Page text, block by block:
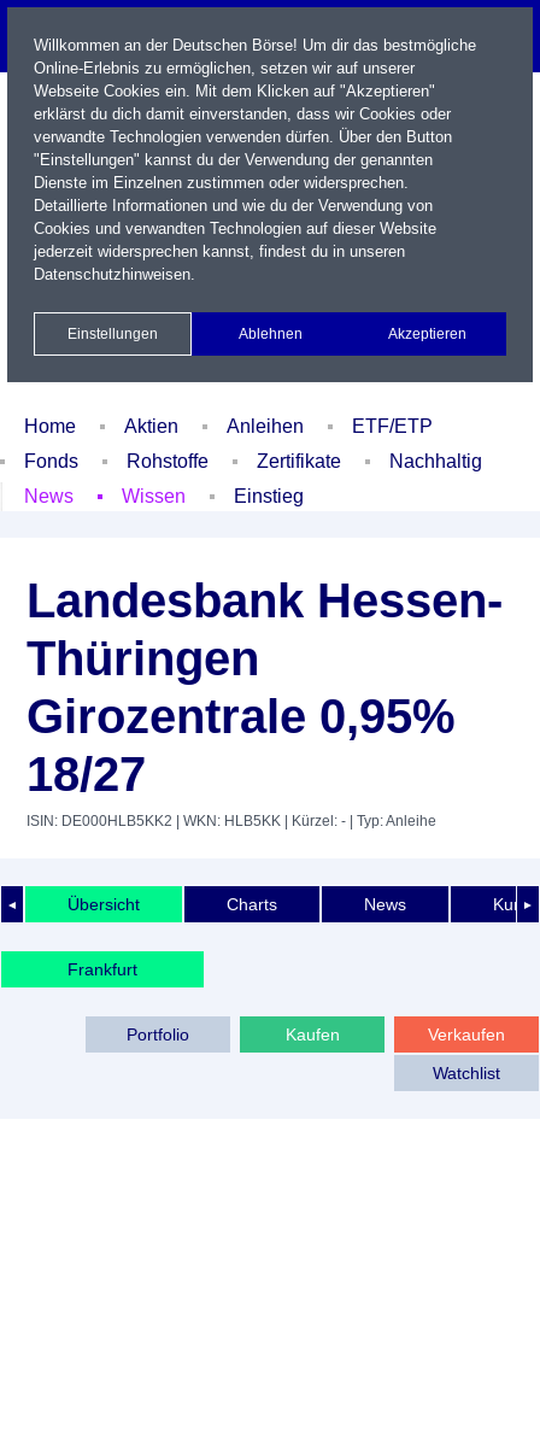
Name / WKN / ISIN / Kürzel
Xetra Realtime
Watchlist Portfolio Login
Home Aktien Anleihen
ETF/ETP
Fonds
Rohstoffe Zertifikate
Nachhaltig
News
Wissen Einstieg
Landesbank Hessen-
Thüringen
Girozentrale 0,95%
18/27
ISIN: DE000HLB5KK2 | WKN: HLB5KK | Kürzel: - | Typ: Anleihe
◄ ►
Übersicht Charts News
Frankfurt
Verkaufen
Kaufen
Portfolio
Watchlist
Willkommen an der Deutschen Börse! Um dir das bestmögliche
Online-Erlebnis zu ermöglichen, setzen wir auf unserer
Webseite Cookies ein. Mit dem Klicken auf "Akzeptieren"
erklärst du dich damit einverstanden, dass wir Cookies oder
verwandte Technologien verwenden dürfen. Über den Button
"Einstellungen" kannst du der Verwendung der genannten
Dienste im Einzelnen zustimmen oder widersprechen.
Detaillierte Informationen und wie du der Verwendung von
Cookies und verwandten Technologien auf dieser Website
jederzeit widersprechen kannst, findest du in unseren
Datenschutzhinweisen.
Einstellungen Ablehnen Akzeptieren